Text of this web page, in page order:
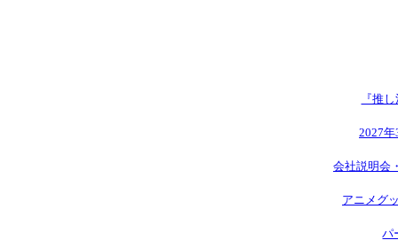
『推
2027
会社説明会
アニメグ
パ